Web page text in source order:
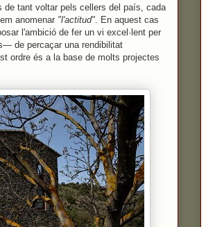
de tant voltar pels cellers del país, cada
anomenar "l'actitud". En aquest cas
l'ambició de fer un vi excel·lent per
de percaçar una rendibilitat
ordre és a la base de molts projectes